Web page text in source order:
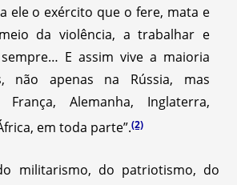
ele o exército que o fere, mata e
da violência, a trabalhar e
E assim vive a maioria
não apenas na Rússia, mas
Alemanha, Inglaterra,
em toda parte”.(2)
militarismo, do patriotismo, do